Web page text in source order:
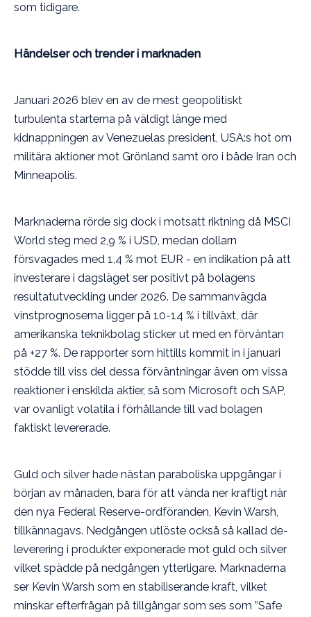
som tidigare.
Händelser och trender i marknaden
Januari 2026 blev en av de mest geopolitiskt
turbulenta starterna på väldigt länge med
kidnappningen av Venezuelas president, USA:s hot om
militära aktioner mot Grönland samt oro i både Iran och
Minneapolis.
Marknaderna rörde sig dock i motsatt riktning då MSCI
World steg med 2,9 % i USD, medan dollarn
försvagades med 1,4 % mot EUR - en indikation på att
investerare i dagsläget ser positivt på bolagens
resultatutveckling under 2026. De sammanvägda
vinstprognoserna ligger på 10-14 % i tillväxt, där
amerikanska teknikbolag sticker ut med en förväntan
på +27 %. De rapporter som hittills kommit in i januari
stödde till viss del dessa förväntningar även om vissa
reaktioner i enskilda aktier, så som Microsoft och SAP,
var ovanligt volatila i förhållande till vad bolagen
faktiskt levererade.
Guld och silver hade nästan paraboliska uppgångar i
början av månaden, bara för att vända ner kraftigt när
den nya Federal Reserve-ordföranden, Kevin Warsh,
tillkännagavs. Nedgången utlöste också så kallad de-
leverering i produkter exponerade mot guld och silver
vilket spädde på nedgången ytterligare. Marknaderna
ser Kevin Warsh som en stabiliserande kraft, vilket
minskar efterfrågan på tillgångar som ses som ”Safe